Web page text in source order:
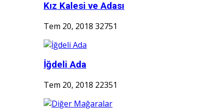
Kız Kalesi ve Adası
Tem 20, 2018 32751
İğdeli Ada
Tem 20, 2018 22351